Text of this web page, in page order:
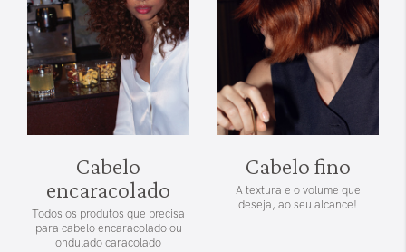
Cabelo
encaracolado
Todos os produtos que precisa
para cabelo encaracolado ou
ondulado caracolado
Cabelo fino
A textura e o volume que
deseja, ao seu alcance!